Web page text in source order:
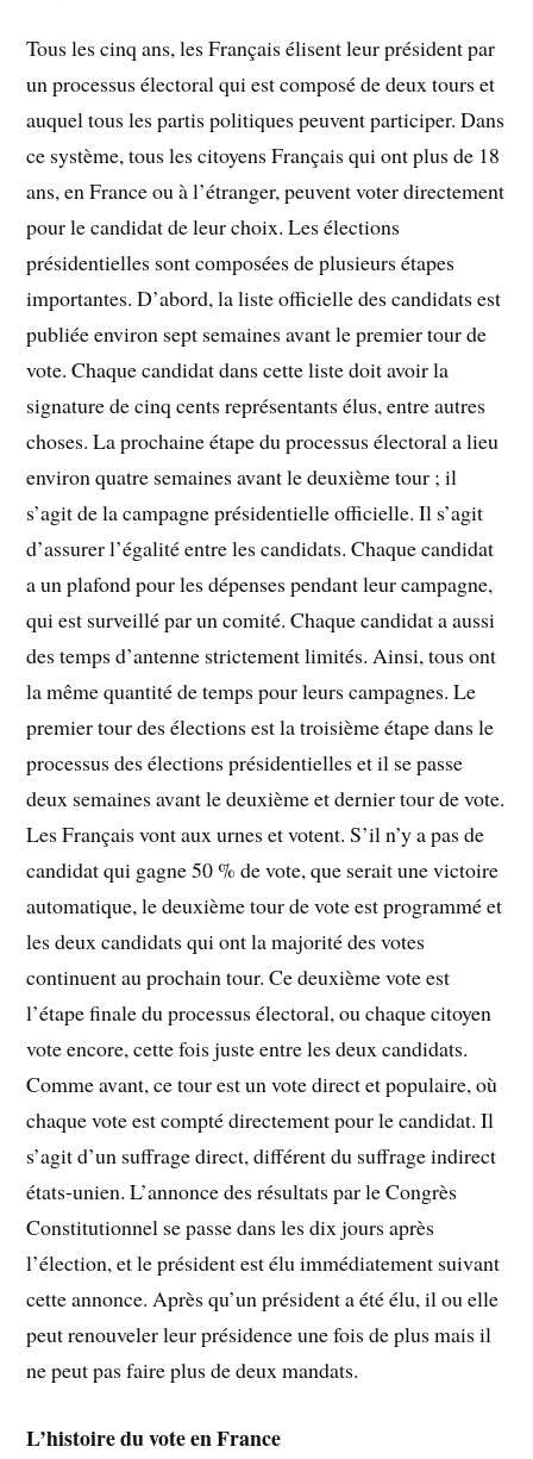
Tous les cinq ans, les Français élisent leur président par
un processus électoral qui est composé de deux tours et
auquel tous les partis politiques peuvent participer. Dans
ce système, tous les citoyens Français qui ont plus de 18
ans, en France ou à l’étranger, peuvent voter directement
pour le candidat de leur choix. Les élections
présidentielles sont composées de plusieurs étapes
importantes. D’abord, la liste officielle des candidats est
publiée environ sept semaines avant le premier tour de
vote. Chaque candidat dans cette liste doit avoir la
signature de cinq cents représentants élus, entre autres
choses. La prochaine étape du processus électoral a lieu
environ quatre semaines avant le deuxième tour ; il
s’agit de la campagne présidentielle officielle. Il s’agit
d’assurer l’égalité entre les candidats. Chaque candidat
a un plafond pour les dépenses pendant leur campagne,
qui est surveillé par un comité. Chaque candidat a aussi
des temps d’antenne strictement limités. Ainsi, tous ont
la même quantité de temps pour leurs campagnes. Le
premier tour des élections est la troisième étape dans le
processus des élections présidentielles et il se passe
deux semaines avant le deuxième et dernier tour de vote.
Les Français vont aux urnes et votent. S’il n’y a pas de
candidat qui gagne 50 % de vote, que serait une victoire
automatique, le deuxième tour de vote est programmé et
les deux candidats qui ont la majorité des votes
continuent au prochain tour. Ce deuxième vote est
l’étape finale du processus électoral, ou chaque citoyen
vote encore, cette fois juste entre les deux candidats.
Comme avant, ce tour est un vote direct et populaire, où
chaque vote est compté directement pour le candidat. Il
s’agit d’un suffrage direct, différent du suffrage indirect
états-unien. L’annonce des résultats par le Congrès
Constitutionnel se passe dans les dix jours après
l’élection, et le président est élu immédiatement suivant
cette annonce. Après qu’un président a été élu, il ou elle
peut renouveler leur présidence une fois de plus mais il
ne peut pas faire plus de deux mandats.
L’histoire du vote en France